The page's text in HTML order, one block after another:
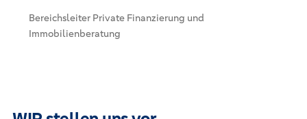
Bereichsleiter Private Finanzierung und
Immobilienberatung